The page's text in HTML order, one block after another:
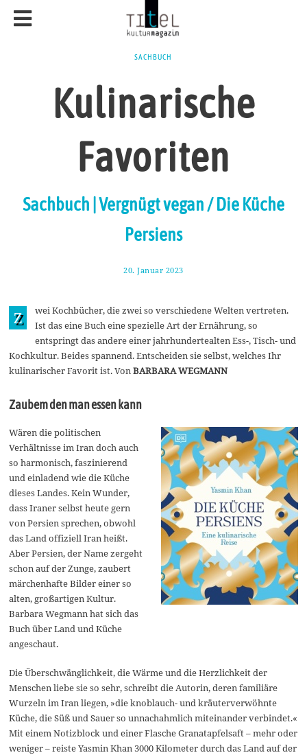
SACHBUCH
Kulinarische
Favoriten
Sachbuch | Vergnügt vegan / Die Küche
Persiens
20. Januar 2023
a
n
u
a
r
2
0
Z
wei Kochbücher, die zwei so verschiedene Welten vertreten.
Ist das eine Buch eine spezielle Art der Ernährung, so
entspringt das andere einer jahrhundertealten Ess-, Tisch- und
Kochkultur. Beides spannend. Entscheiden sie selbst, welches Ihr
kulinarischer Favorit ist. VonBARBARA WEGMANN
Zaubem den man essen kann
Wären die politischen
Verhältnisse im Iran doch auch
so harmonisch, faszinierend
und einladend wie die Küche
dieses Landes. Kein Wunder,
dass Iraner selbst heute gern
von Persien sprechen, obwohl
das Land offiziell Iran heißt.
Aber Persien, der Name zergeht
schon auf der Zunge, zaubert
märchenhafte Bilder einer so
alten, großartigen Kultur.
Barbara Wegmann hat sich das
Buch über Land und Küche
angeschaut.
Die Überschwänglichkeit, die Wärme und die Herzlichkeit der
Menschen liebe sie so sehr, schreibt die Autorin, deren familiäre
Wurzeln im Iran liegen, »die knoblauch- und kräuterverwöhnte
Küche, die Süß und Sauer so unnachahmlich miteinander verbindet.«
Mit einem Notizblock und einer Flasche Granatapfelsaft – mehr oder
weniger – reiste Yasmin Khan 3000 Kilometer durch das Land auf der